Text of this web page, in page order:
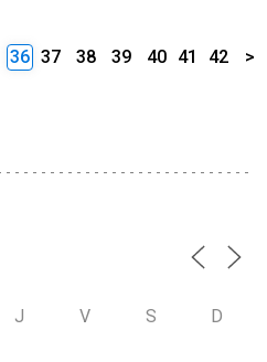
36 37 38 39 40 41 42 >
J V S D